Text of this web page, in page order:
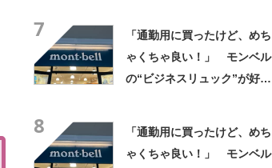
7
「通勤用に買ったけど、めち
ゃくちゃ良い！」 モンベル
の“ビジネスリュック”が好
8
「通勤用に買ったけど、めち
ゃくちゃ良い！」 モンベル